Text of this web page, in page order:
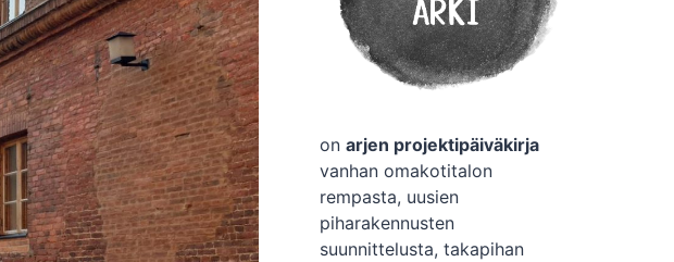
on arjen projektipäiväkirja
vanhan omakotitalon
rempasta, uusien
piharakennusten
suunnittelusta, takapihan